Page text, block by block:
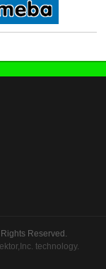
Reserved.
technology.